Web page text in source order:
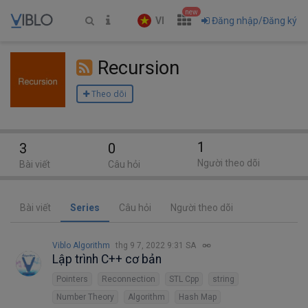
VI
new
Đăng nhập/Đăng ký
Recursion
Theo dõi
Bài viết Series Câu hỏi Người theo dõi
Viblo Algorithm thg 9 7, 2022 9:31 SA
Lập trình C++ cơ bản
Pointers Reconnection STL Cpp
string
Number Theory
Algorithm
Hash Map
3
Bài viết
0
Câu hỏi
1
Người theo dõi